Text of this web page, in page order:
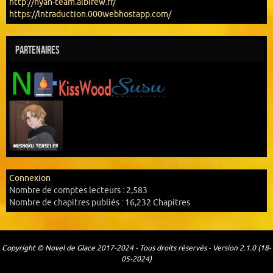
http://nyan-team.albirew.fr/
https://lntraduction.000webhostapp.com/
Partenaires
Connexion
Nombre de comptes lecteurs : 2,583
Nombre de chapitres publiés : 16,232 Chapitres
Copyright © Novel de Glace 2017-2024 - Tous droits réservés - Version 2.1.0 (18-
05-2024)